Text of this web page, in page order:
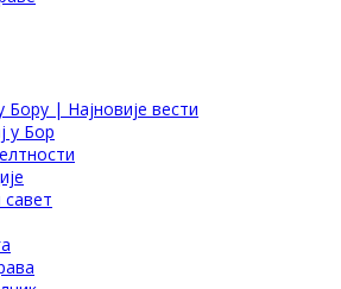
Бору | Најновије вести
у Бор